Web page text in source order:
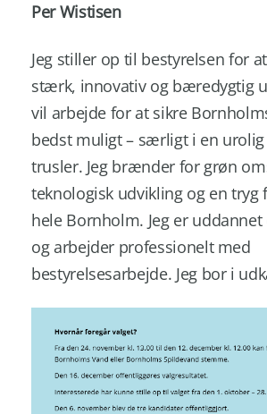
Per Wistisen
Jeg stiller op til bestyrelsen for
stærk, innovativ og bæredygtig
vil arbejde for at sikre
bedst muligt – særligt i en
trusler. Jeg brænder for grøn
teknologisk udvikling og en tryg
hele Bornholm. Jeg er
og arbejder professionelt med
bestyrelsesarbejde. Jeg bor i